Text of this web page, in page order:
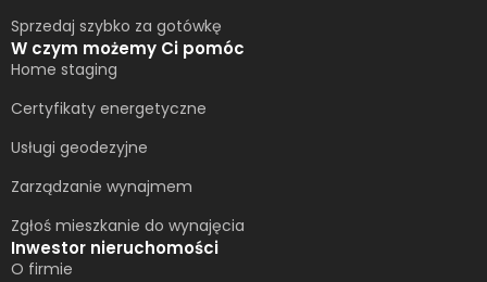
Sprzedaj szybko za gotówkę
W czym możemy Ci pomóc
Home staging
Certyfikaty energetyczne
Usługi geodezyjne
Zarządzanie wynajmem
Zgłoś mieszkanie do wynajęcia
Inwestor nieruchomości
O firmie